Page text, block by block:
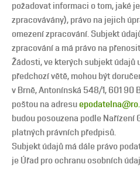
požadovat informaci o tom, jaké
zpracovávány), právo na jejich
omezení zpracování. Subjekt
zpracování a má právo na
Žádosti, ve kterých subjekt údajů
předchozí větě, mohou být
v Brně, Antonínská 548/1, 601 90
poštou na adresu
budou posouzena podle Nařízení
platných právních předpisů.
Subjekt údajů má dále právo
je Úřad pro ochranu osobních